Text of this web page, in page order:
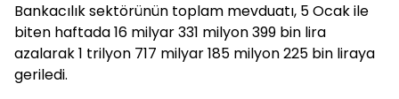
Bankacılık sektörünün toplam mevduatı, 5 Ocak ile
biten haftada 16 milyar 331 milyon 399 bin lira
azalarak 1 trilyon 717 milyar 185 milyon 225 bin liraya
geriledi.